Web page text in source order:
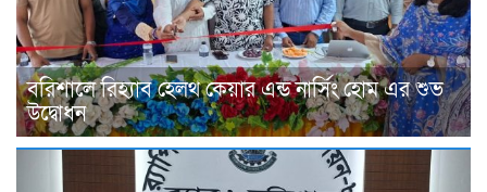
বরিশালে রিহ্যাব হেলথ কেয়ার এন্ড নার্সিং হোম এর শুভ
উদ্বোধন